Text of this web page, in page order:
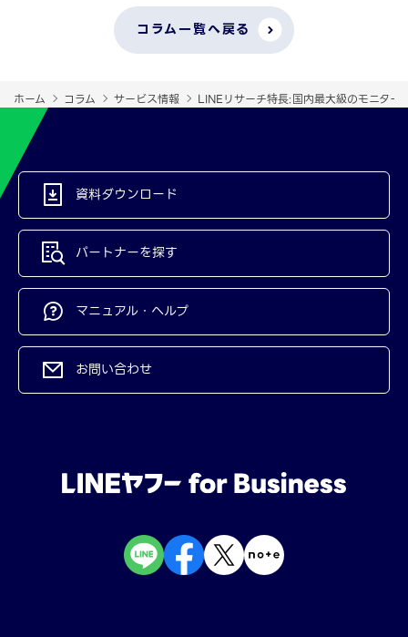
コラム一覧へ戻る
ホーム コラム サービス情報 LINEリサーチ特長:国内最大級のモニター
資料ダウンロード
パートナーを探す
マニュアル・ヘルプ
お問い合わせ